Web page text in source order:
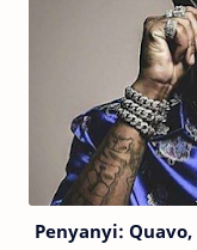
Penyanyi: Quavo,